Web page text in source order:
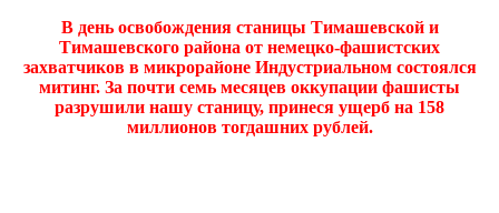
В день освобождения станицы Тимашевской и
Тимашевского района от немецко-фашистских
захватчиков в микрорайоне Индустриальном состоялся
митинг. За почти семь месяцев оккупации фашисты
разрушили нашу станицу, принеся ущерб на 158
миллионов тогдашних рублей.